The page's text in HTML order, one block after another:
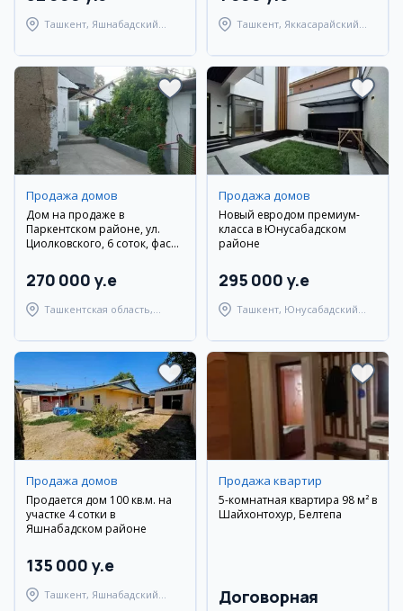
Ташкент, Яшнабадский
Ташкент, Яккасарайский
Продажа домов
Дом на продаже в
Паркентском районе, ул.
Циолковского, 6 соток, фасад
270 000 y.e
Ташкентская область,
Продажа домов
Новый евродом премиум-
класса в Юнусабадском
районе
295 000 y.e
Ташкент, Юнусабадский
Продажа домов
Продается дом 100 кв.м. на
участке 4 сотки в
Яшнабадском районе
135 000 y.e
Ташкент, Яшнабадский
Продажа квартир
5-комнатная квартира 98 м² в
Шайхонтохур, Белтепа
Договорная